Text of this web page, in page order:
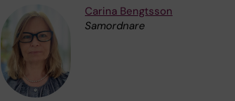
Carina Bengtsson
Samordnare